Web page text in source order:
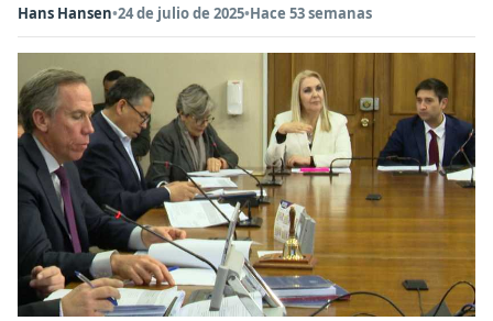
Hans Hansen•24 de julio de 2025•Hace 53 semanas